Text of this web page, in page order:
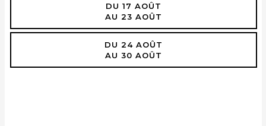
DU 17 AOÛT
AU 23 AOÛT
DU 24 AOÛT
AU 30 AOÛT